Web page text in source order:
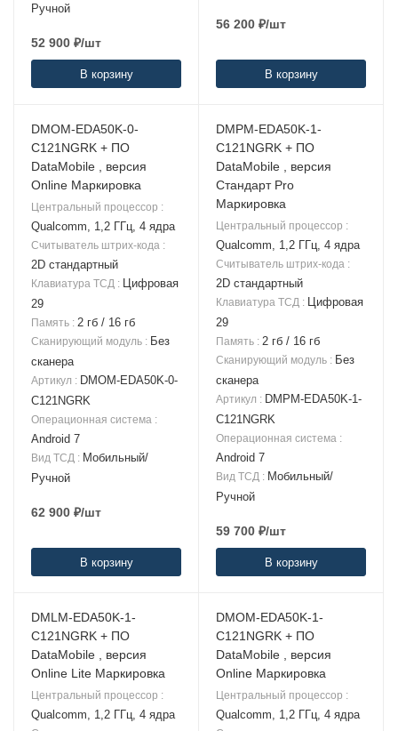
Ручной
52 900 ₽/шт
В корзину
56 200 ₽/шт
В корзину
DMOM-EDA50K-0-
C121NGRK + ПО
DataMobile , версия
Online Маркировка
Центральный процессор :
Qualcomm, 1,2 ГГц, 4 ядра
Считыватель штрих-кода :
2D стандартный
Клавиатура ТСД :
Цифровая
29
Память : 2 гб / 16 гб
Сканирующий модуль : Без
сканера
Артикул : DMOM-EDA50K-0-
C121NGRK
Операционная система :
Android 7
Вид ТСД : Мобильный/
Ручной
62 900 ₽/шт
В корзину
DMPM-EDA50K-1-
C121NGRK + ПО
DataMobile , версия
Стандарт Pro
Маркировка
Центральный процессор :
Qualcomm, 1,2 ГГц, 4 ядра
Считыватель штрих-кода :
2D стандартный
Клавиатура ТСД :
Цифровая
29
Память : 2 гб / 16 гб
Сканирующий модуль : Без
сканера
Артикул : DMPM-EDA50K-1-
C121NGRK
Операционная система :
Android 7
Вид ТСД : Мобильный/
Ручной
59 700 ₽/шт
В корзину
DMLM-EDA50K-1-
C121NGRK + ПО
DataMobile , версия
Online Lite Маркировка
Центральный процессор :
Qualcomm, 1,2 ГГц, 4 ядра
DMOM-EDA50K-1-
C121NGRK + ПО
DataMobile , версия
Online Маркировка
Центральный процессор :
Qualcomm, 1,2 ГГц, 4 ядра